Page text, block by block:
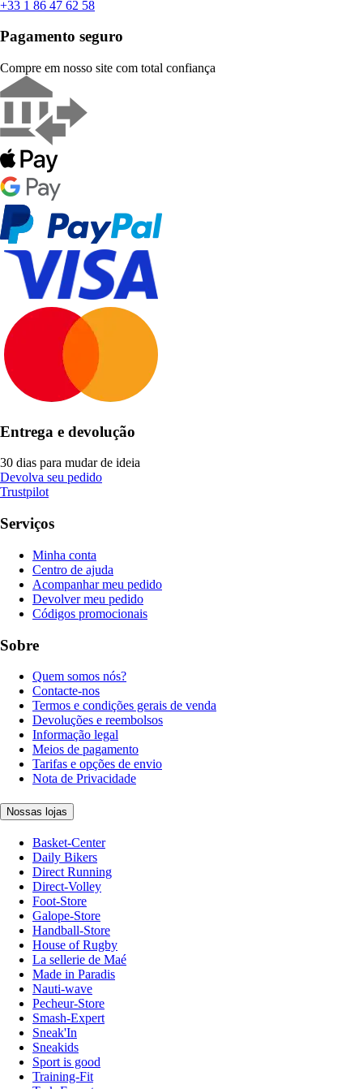
+33 1 86 47 62 58
Pagamento seguro
Compre em nosso site com total confiança
Entrega e devolução
30 dias para mudar de ideia
Devolva seu pedido
Trustpilot
Serviços
Minha conta
Centro de ajuda
Acompanhar meu pedido
Devolver meu pedido
Códigos promocionais
Sobre
Quem somos nós?
Contacte-nos
Termos e condições gerais de venda
Devoluções e reembolsos
Informação legal
Meios de pagamento
Tarifas e opções de envio
Nota de Privacidade
Nossas lojas
Basket-Center
Daily Bikers
Direct Running
Direct-Volley
Foot-Store
Galope-Store
Handball-Store
House of Rugby
La sellerie de Maé
Made in Paradis
Nauti-wave
Pecheur-Store
Smash-Expert
Sneak'In
Sneakids
Sport is good
Training-Fit